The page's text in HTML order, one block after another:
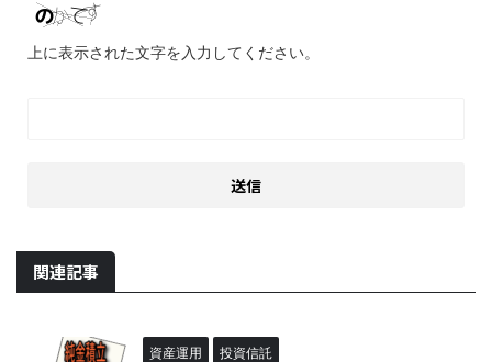
上に表示された文字を入力してください。
関連記事
資産運用 投資信託